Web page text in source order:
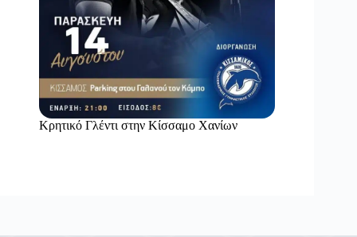
Κρητικό Γλέντι στην Κίσσαμο Χανίων